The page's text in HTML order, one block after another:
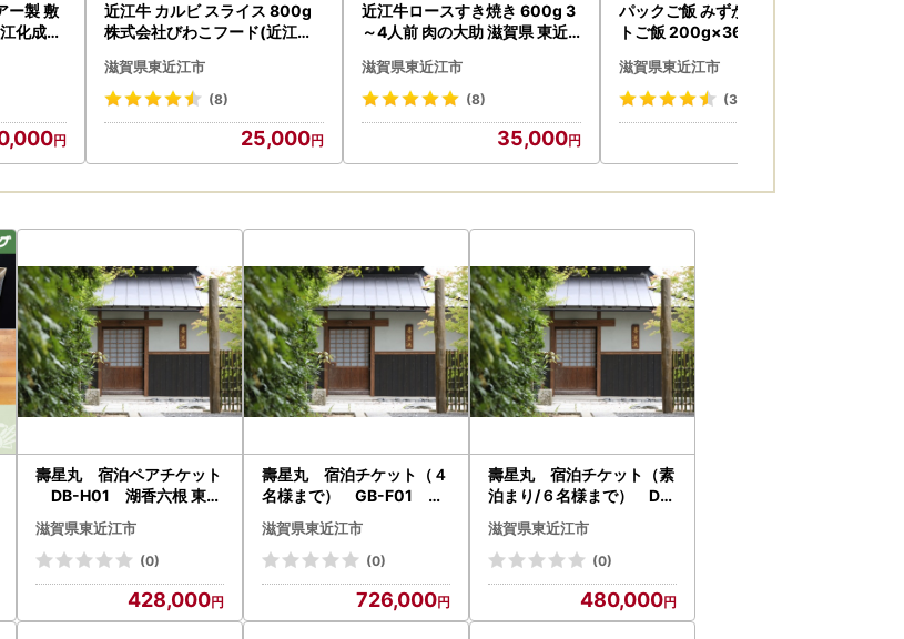
必ず下記をご確認ください】
者様のご都合による寄附申込のキャンセル、返礼品の変更等はいたしかねます。あらかじめご了承くだ
入金確認後2週間程度で、返礼品とは別に郵送いたします。
以降にご寄附いただいた分の書類発送は、2月より順次開始いたします。
なります。各詳細ページの「配送」欄をご確認ください。なお、11月〜12月は申込集中により、お届
する場合がございます。
長期不在等の予定がある場合は、申込時の備考欄にご入力いただくか、お早めにお問い合わせ先までご
合（不在・住所不明等）により返礼品が返送された場合、再送はいたしかねます。
荷物伝票番号をメールにてお知らせいたします（一部、通知対象外の品がございます）。
に中身をご確認ください。万が一不具合（破損・傷み等）があった場合は、現物の画像を添付の上、
にてご連絡ください。
ップ特例申請について
用ページ「自治体マイページ」を導入しています。
ー製 敷
化成工
レス シ
抗菌 防
り 高級
近江牛 カルビ スライス 800g
株式会社びわこフード(近江牛
-E05 焼肉 牛丼 炒め物 和牛 牛
肉 A5 A4 大容量 国産
滋賀県東近江市
(8)
25,000
近江牛ロースすき焼き 600g 3
～4人前 肉の大助 滋賀県 東近
すきやき ロース肉 霜降り A4 A
5ランク 高級 ブランド牛
滋賀県東近江市
(8)
35,000
パックご飯 みずかがみ レトル
トご飯 200g×36個 米 お米 簡
はんパック B02 JAグリーン近
江 東近江 ご飯 ご飯パック パッ
滋賀県東近江市
(39)
壽星丸 宿泊ペアチケット
DB-H01 湖香六根 東近
滋賀県東近江市
(0)
428,000
壽星丸 宿泊チケット（４
名様まで） GB-F01 湖
香六根 東近江
滋賀県東近江市
(0)
726,000
壽星丸 宿泊チケット（素
泊まり/６名様まで） DH
02 湖香六根 東近江
滋賀県東近江市
(0)
480,000